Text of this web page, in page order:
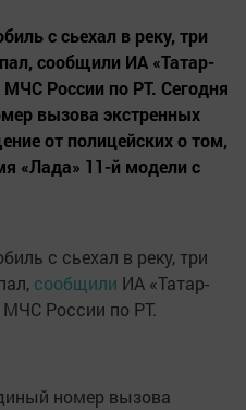
с сьехал в реку, три
сообщили ИА «Татар-
России по РТ. Сегодня
вызова экстренных
от полицейских о том,
«Лада» 11-й модели с
с сьехал в реку, три
сообщили ИА «Татар-
России по РТ.
номер вызова